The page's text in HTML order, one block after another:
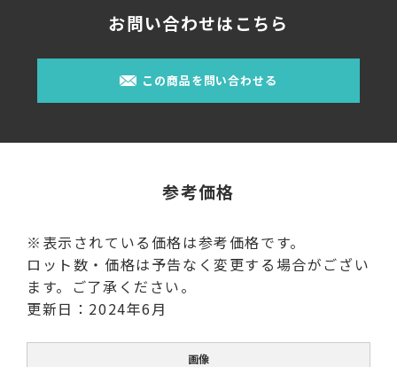
お問い合わせはこちら
この商品を問い合わせる
参考価格
※表示されている価格は参考価格です。
ロット数・価格は予告なく変更する場合がござい
ます。ご了承ください。
更新日：2024年6月
画像